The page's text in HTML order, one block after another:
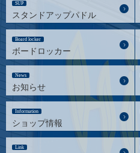
SUP
スタンドアップパドル
Board locker
ボードロッカー
News
お知らせ
Information
ショップ情報
Link